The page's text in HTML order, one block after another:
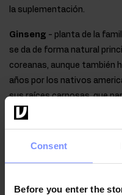
Consent
Before you enter the
la suplementación.
Ginseng - planta de la
se da de forma natural
coreanas, aunque también
años por los nativos
sus raíces carnosas, que
Curiosamente, para que la
5 a 9 años. El ginseng es